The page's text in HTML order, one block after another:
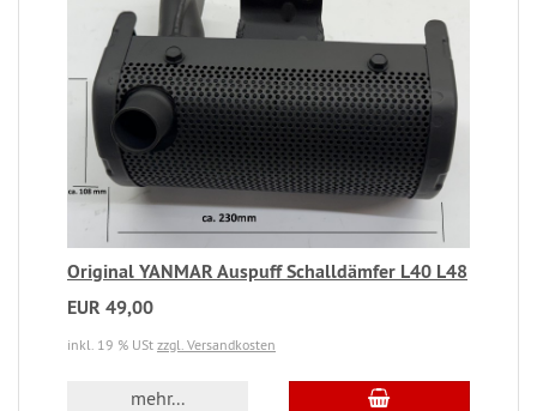
Original YANMAR Auspuff Schalldämfer L40 L48
EUR 49,00
inkl. 19 % USt zzgl. Versandkosten
mehr...